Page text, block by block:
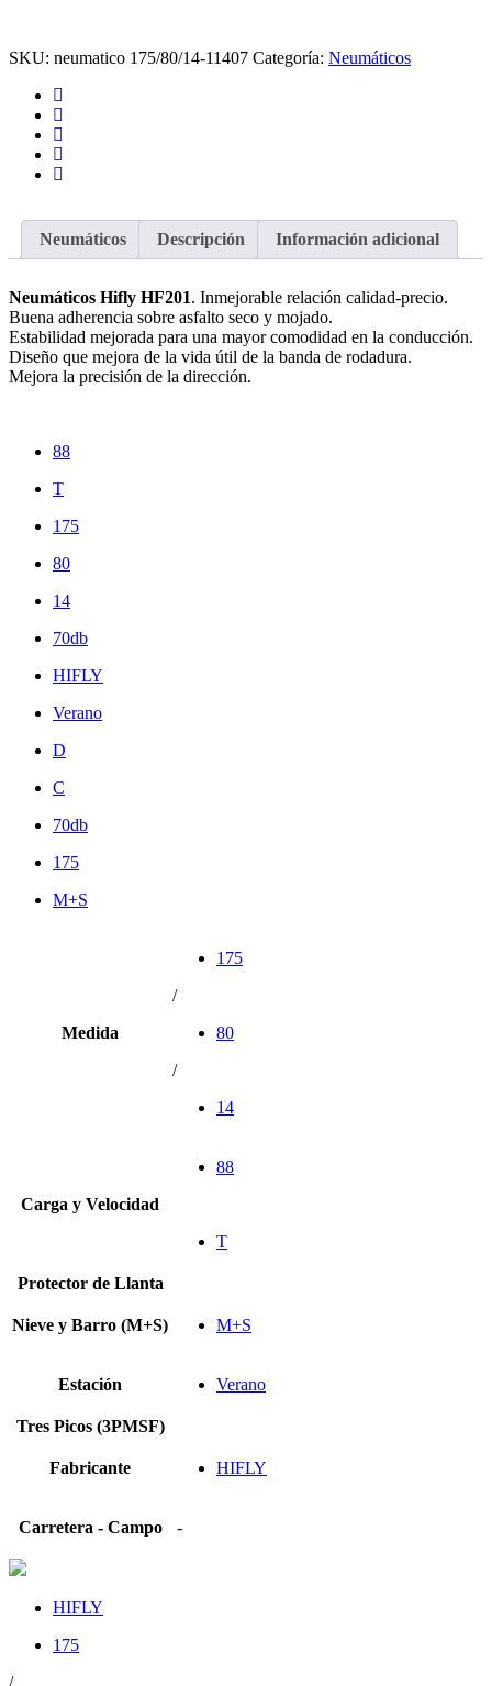
SKU: neumatico 175/80/14-11407 Categoría: Neumáticos
Neumáticos Descripción Información adicional
Neumáticos Hifly HF201. Inmejorable relación calidad-precio.
Buena adherencia sobre asfalto seco y mojado.
Estabilidad mejorada para una mayor comodidad en la conducción.
Diseño que mejora de la vida útil de la banda de rodadura.
Mejora la precisión de la dirección.
88
T
175
80
14
70db
HIFLY
Verano
D
C
70db
175
M+S
Medida
175
/
80
/
14
Carga y Velocidad
88
T
Protector de Llanta
Nieve y Barro (M+S) M+S
Estación Verano
Tres Picos (3PMSF)
Fabricante HIFLY
Carretera - Campo -
HIFLY
175